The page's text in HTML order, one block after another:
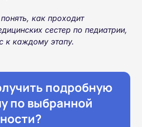
как проходит
сестер по педиатрии,
к каждому этапу.
подробную
по выбранной